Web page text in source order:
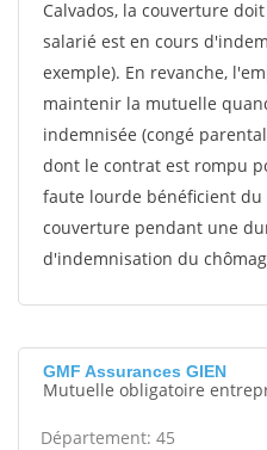
Calvados, la couverture
salarié est en cours
exemple). En revanche,
maintenir la mutuelle
indemnisée (congé
dont le contrat est rompu
faute lourde bénéficient
couverture pendant une
d'indemnisation du
GMF Assurances GIEN
Mutuelle obligatoire
Département: 45